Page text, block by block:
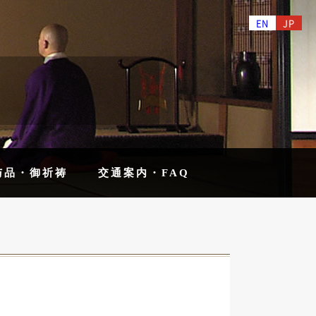
EN JP
品・御祈祷 交通案内・FAQ